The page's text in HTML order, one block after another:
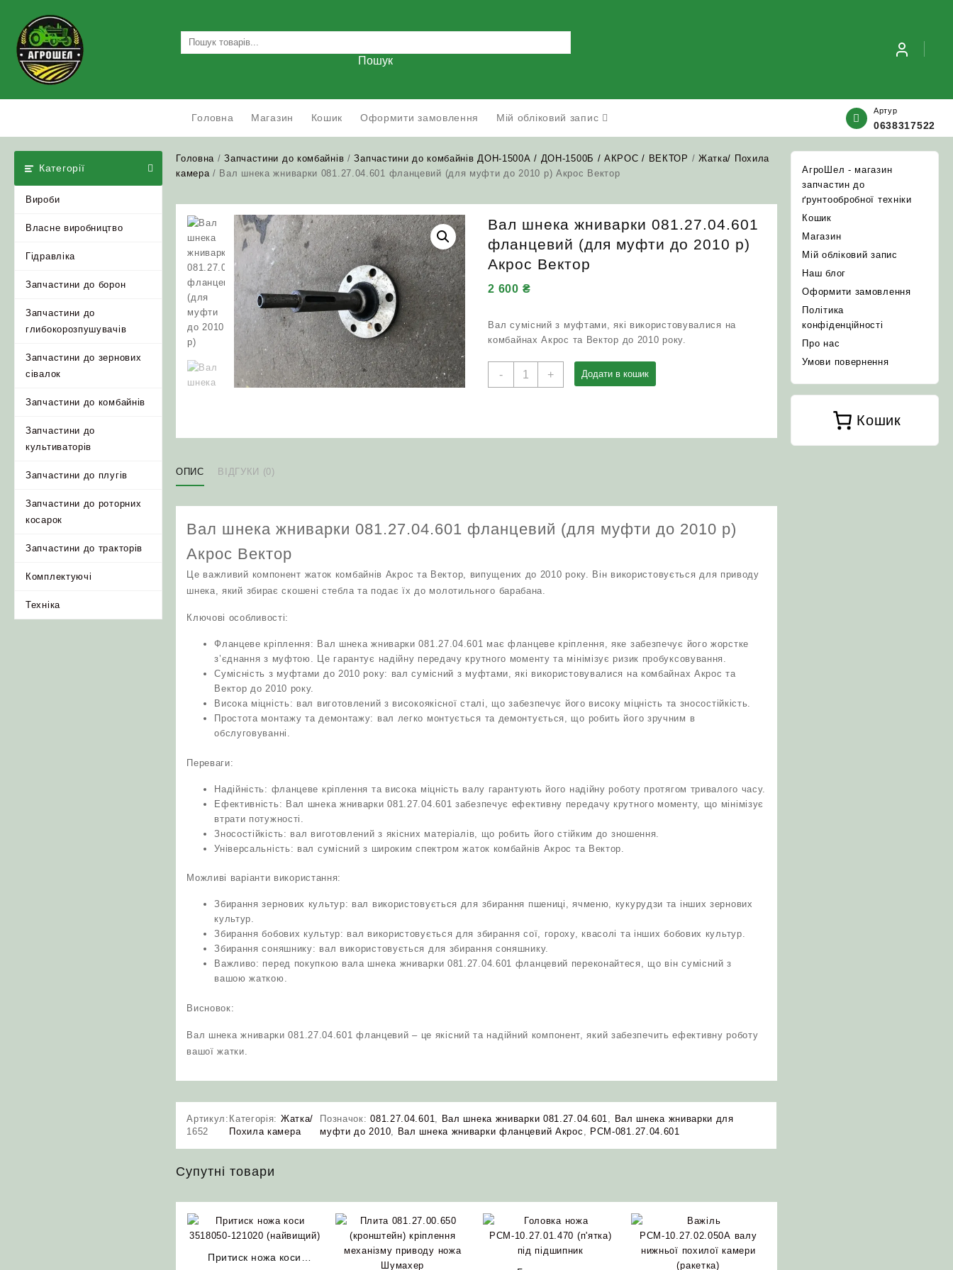
content
Пошук
Головна Магазин Кошик Оформити замовлення Мій обліковий запис
Артур
0638317522
Категорії
Вироби
Власне виробництво
Гідравліка
Запчастини до борон
Запчастини до
глибокорозпушувачів
Запчастини до зернових
сівалок
Запчастини до комбайнів
Запчастини до
культиваторів
Запчастини до плугів
Запчастини до роторних
косарок
Запчастини до тракторів
Комплектуючі
Техніка
Головна /Запчастини до комбайнів /Запчастини до комбайнів ДОН-1500А / ДОН-1500Б / АКРОС / ВЕКТОР / Жатка/ Похила
камера/ Вал шнека жниварки 081.27.04.601 фланцевий (для муфти до 2010 р) Акрос Вектор
Вал шнека жниварки 081.27.04.601
фланцевий (для муфти до 2010 р)
Акрос Вектор
2 600 ₴
Вал сумісний з муфтами, які використовувалися на
комбайнах Акрос та Вектор до 2010 року.
-
Вал
Вектор
+ Додати в кошик
ОПИС ВІДГУКИ (0)
Вал шнека жниварки 081.27.04.601 фланцевий (для муфти до 2010 р)
Акрос Вектор
Це важливий компонент жаток комбайнів Акрос та Вектор, випущених до 2010 року. Він використовується для приводу
шнека, який збирає скошені стебла та подає їх до молотильного барабана.
Ключові особливості:
Фланцеве кріплення: Вал шнека жниварки 081.27.04.601 має фланцеве кріплення, яке забезпечує його жорстке
з’єднання з муфтою. Це гарантує надійну передачу крутного моменту та мінімізує ризик пробуксовування.
Сумісність з муфтами до 2010 року: вал сумісний з муфтами, які використовувалися на комбайнах Акрос та
Вектор до 2010 року.
Висока міцність: вал виготовлений з високоякісної сталі, що забезпечує його високу міцність та зносостійкість.
Простота монтажу та демонтажу: вал легко монтується та демонтується, що робить його зручним в
обслуговуванні.
Переваги:
Надійність: фланцеве кріплення та висока міцність валу гарантують його надійну роботу протягом тривалого часу.
Ефективність: Вал шнека жниварки 081.27.04.601 забезпечує ефективну передачу крутного моменту, що мінімізує
втрати потужності.
Зносостійкість: вал виготовлений з якісних матеріалів, що робить його стійким до зношення.
Універсальність: вал сумісний з широким спектром жаток комбайнів Акрос та Вектор.
Можливі варіанти використання:
Збирання зернових культур: вал використовується для збирання пшениці, ячменю, кукурудзи та інших зернових
культур.
Збирання бобових культур: вал використовується для збирання сої, гороху, квасолі та інших бобових культур.
Збирання соняшнику: вал використовується для збирання соняшнику.
Важливо: перед покупкою вала шнека жниварки 081.27.04.601 фланцевий переконайтеся, що він сумісний з
вашою жаткою.
Висновок:
Вал шнека жниварки 081.27.04.601 фланцевий – це якісний та надійний компонент, який забезпечить ефективну роботу
вашої жатки.
Артикул:
1652
Категорія: Жатка/
Похила камера
Позначок:081.27.04.601 Вал шнека жниварки 081.27.04.601
Вал шнека жниварки для
муфти до 2010
Вал шнека жниварки фланцевий Акрос РСМ-081.27.04.601
Супутні товари
Притиск ножа коси
АгроШел - магазин
запчастин до
ґрунтообробної техніки
Кошик
Магазин
Мій обліковий запис
Наш блог
Оформити замовлення
Політика
конфіденційності
Про нас
Умови повернення
Кошик